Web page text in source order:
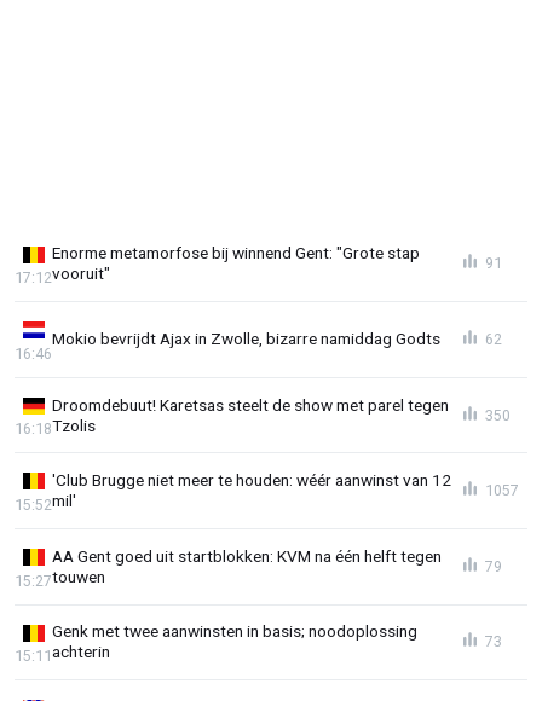
Enorme metamorfose bij winnend Gent: "Grote stap
vooruit"
17:12
91
Mokio bevrijdt Ajax in Zwolle, bizarre namiddag Godts
16:46
62
Droomdebuut! Karetsas steelt de show met parel tegen
Tzolis
16:18
350
'Club Brugge niet meer te houden: wéér aanwinst van 12
mil'
15:52
1057
AA Gent goed uit startblokken: KVM na één helft tegen
touwen
15:27
79
Genk met twee aanwinsten in basis; noodoplossing
achterin
15:11
73